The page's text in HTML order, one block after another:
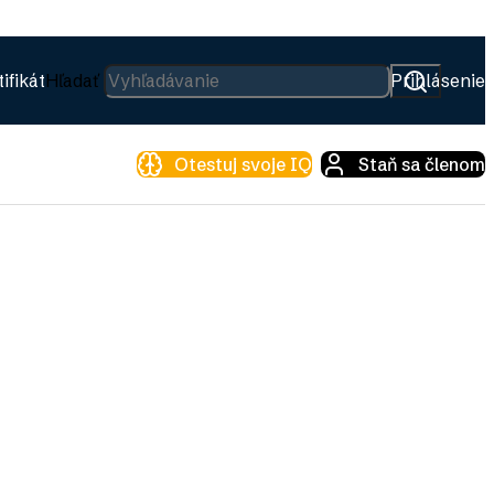
Hľadať Prihlásenie
Otestuj svoje IQ Staň sa členom